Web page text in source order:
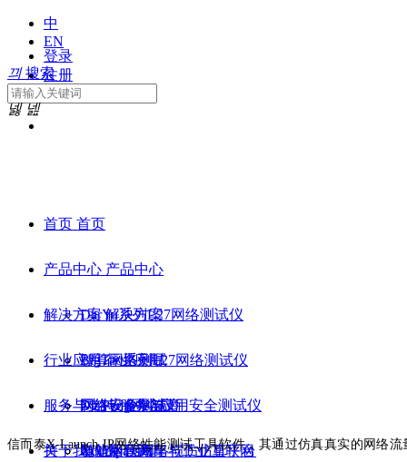
中
EN
登录
注册
끠 搜索
首页 首页
产品中心 产品中心
DarYu系列L27网络测试仪
BigTao系列L27网络测试仪
DarPeng网络应用安全测试仪
Xcompass网络损伤仿真平台
解决方案 解决方案
智算网络测试
网络安全测试
智能网联汽车与工业互联网
行业应用 行业应用
网络设备制造商
电信运营商
服务与支持 服务与支
持
关于我们 关于我们
넳 넲
信而泰X-Launch IP网络性能测试工具软件，其通过仿真真实的网络流